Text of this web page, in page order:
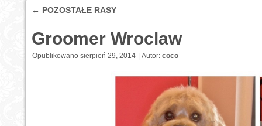
← POZOSTAŁE RASY
Groomer Wroclaw
Opublikowano sierpień 29, 2014 Autor: coco